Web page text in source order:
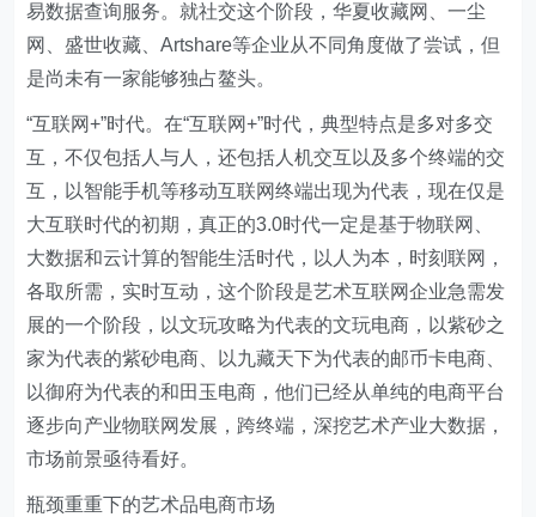
易数据查询服务。就社交这个阶段，华夏收藏网、一尘
网、盛世收藏、Artshare等企业从不同角度做了尝试，但
是尚未有一家能够独占鳌头。
“互联网+”时代。在“互联网+”时代，典型特点是多对多交
互，不仅包括人与人，还包括人机交互以及多个终端的交
互，以智能手机等移动互联网终端出现为代表，现在仅是
大互联时代的初期，真正的3.0时代一定是基于物联网、
大数据和云计算的智能生活时代，以人为本，时刻联网，
各取所需，实时互动，这个阶段是艺术互联网企业急需发
展的一个阶段，以文玩攻略为代表的文玩电商，以紫砂之
家为代表的紫砂电商、以九藏天下为代表的邮币卡电商、
以御府为代表的和田玉电商，他们已经从单纯的电商平台
逐步向产业物联网发展，跨终端，深挖艺术产业大数据，
市场前景亟待看好。
瓶颈重重下的艺术品电商市场